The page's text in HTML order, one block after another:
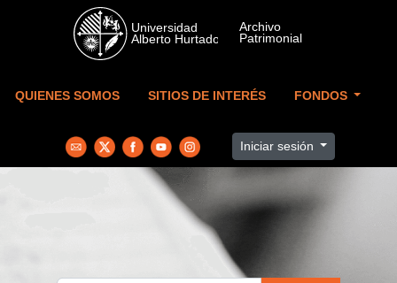
Skip to main content
QUIENES SOMOS SITIOS DE INTERÉS FONDOS
Iniciar sesión